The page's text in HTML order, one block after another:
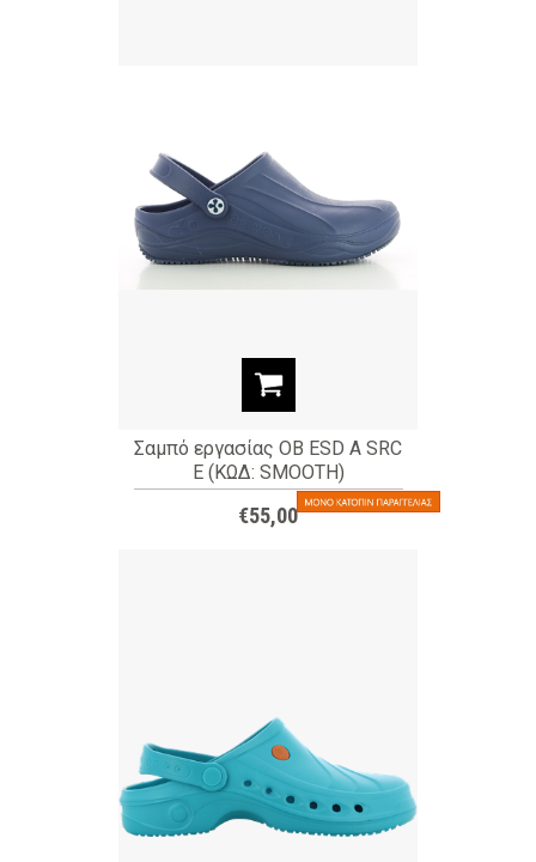
Σαμπό εργασίας OB ESD A SRC
E (ΚΩΔ: SMOOTH)
€55,00